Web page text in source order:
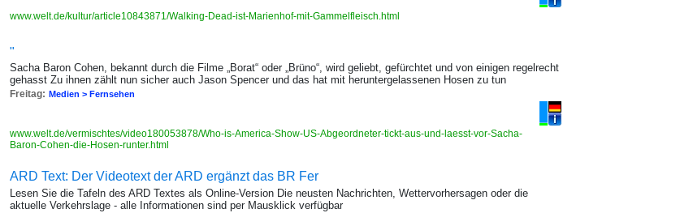
www.welt.de/kultur/article10843871/Walking-Dead-ist-Marienhof-mit-Gammelfleisch.html
"
Sacha Baron Cohen, bekannt durch die Filme „Borat“ oder „Brüno“, wird geliebt, gefürchtet und von einigen regelrecht
gehasst Zu ihnen zählt nun sicher auch Jason Spencer und das hat mit heruntergelassenen Hosen zu tun
Freitag: Medien > Fernsehen
www.welt.de/vermischtes/video180053878/Who-is-America-Show-US-Abgeordneter-tickt-aus-und-laesst-vor-Sacha-
Baron-Cohen-die-Hosen-runter.html
ARD Text: Der Videotext der ARD ergänzt das BR Fer
Lesen Sie die Tafeln des ARD Textes als Online-Version Die neusten Nachrichten, Wettervorhersagen oder die
aktuelle Verkehrslage - alle Informationen sind per Mausklick verfügbar